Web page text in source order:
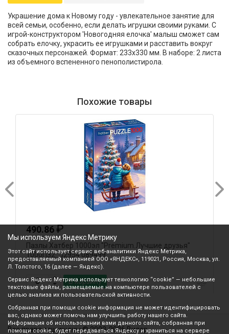
Украшение дома к Новому году - увлекательное занятие для
всей семьи, особенно, если делать игрушки своими руками. С
игрой-конструктором 'Новогодняя елочка' малыш сможет сам
собрать елочку, украсить ее игрушками и расставить вокруг
сказочных персонажей. Формат: 233х330 мм. В наборе: 2 листа
из объемного вспененного пенополистирола.
Похожие товары
490.86₽
Пазлы Хатбер 1000эл "Premium.Лучшие друзья"
1000ПЗ2_32954 089499
В корзину
Все права защищены © 2003-2026 Вилор
Мы используем Яндекс Метрику
Этот сайт использует сервис веб-аналитики Яндекс Метрика,
предоставляемый компанией ООО «ЯНДЕКС», 119021, Россия, Москва, ул.
Л. Толстого, 16 (далее — Яндекс).
Сервис Яндекс Метрика использует технологию “cookie” — небольшие
текстовые файлы, размещаемые на компьютере пользователей с
целью анализа их пользовательской активности.
Собранная при помощи cookie информация не может идентифицировать
вас, однако может помочь нам улучшить работу нашего сайта.
Информация об использовании вами данного сайта, собранная при
помощи cookie, будет передаваться Яндексу и храниться на сервере